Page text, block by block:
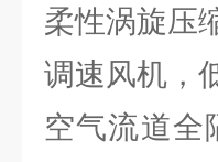
柔性涡旋压
调速风机，
空气流道全